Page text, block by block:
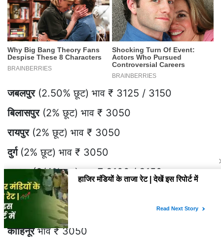
जबलपुर(2.50% छूट) भाव ₹ 3125 / 3150
बिलासपुर(2% छूट) भाव ₹ 3050
रायपुर(2% छूट) भाव ₹ 3050
दुर्ग(2% छूट) भाव ₹ 3050
नागपुर(3/4% छूट) भाव ₹ 3100 / 3150
छिंदवाड़ा(1.50% छूट) भाव ₹ 3050
दीमापुर नेट
भाव ₹ 3320
कोहिनूरभाव ₹ 3050